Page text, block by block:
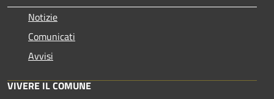
Notizie
Comunicati
Avvisi
VIVERE IL COMUNE